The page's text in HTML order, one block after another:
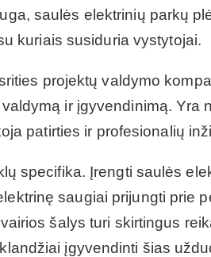
saulės elektrinių parkų
kuriais susiduria vystytojai.
projektų valdymo
ir įgyvendinimą. Yra
patirties ir profesionalių
specifika. Įrengti saulės
saugiai prijungti prie
šalys turi skirtingus
įgyvendinti šias